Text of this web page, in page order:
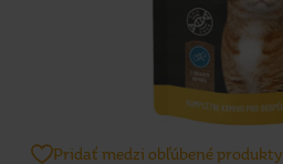
Pridať medzi obľúbené produkty